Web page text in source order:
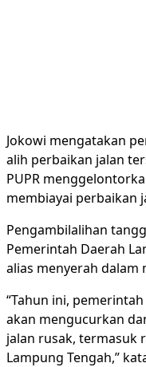
Jokowi mengatakan
alih perbaikan jalan
PUPR
membiayai perbaikan
Pengambilalihan
Pemerintah Daerah
alias menyerah
“Tahun ini,
akan mengucurkan
jalan rusak, termasuk
Lampung Tengah,”